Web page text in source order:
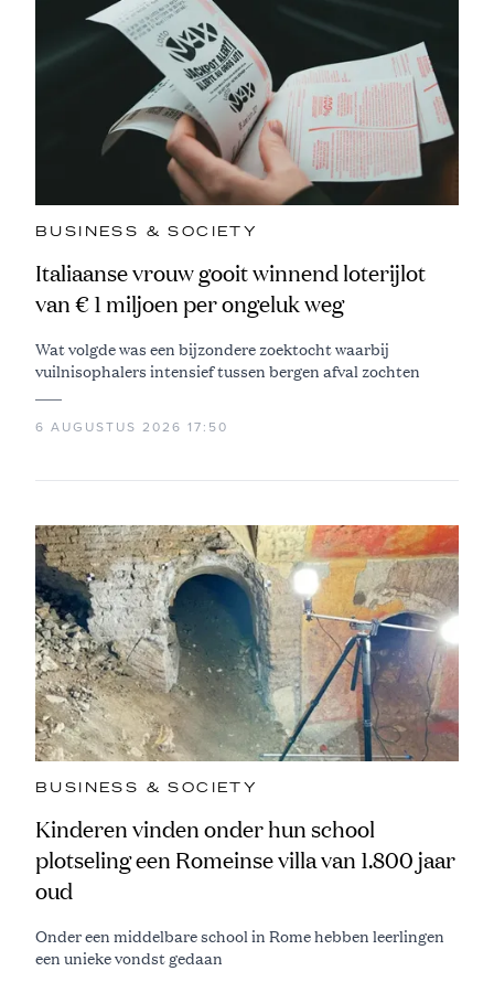
BUSINESS & SOCIETY
Italiaanse vrouw gooit winnend loterijlot
van € 1 miljoen per ongeluk weg
Wat volgde was een bijzondere zoektocht waarbij
vuilnisophalers intensief tussen bergen afval zochten
6 AUGUSTUS 2026 17:50
BUSINESS & SOCIETY
Kinderen vinden onder hun school
plotseling een Romeinse villa van 1.800 jaar
oud
Onder een middelbare school in Rome hebben leerlingen
een unieke vondst gedaan